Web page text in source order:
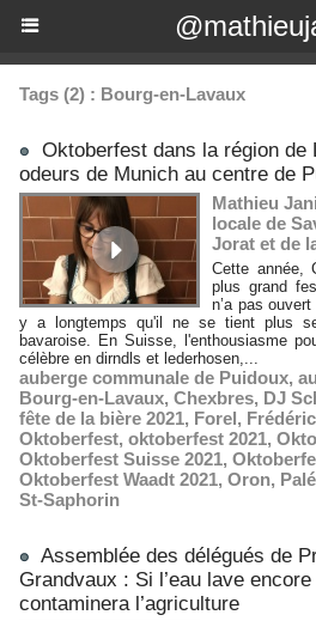
Tags (2) : Bourg-en-Lavaux
Oktoberfest dans la région de
odeurs de Munich au centre de
Mathieu
locale de
Jorat et de
Cette année,
plus grand
n’a pas
y a longtemps qu'il ne se tient plus
bavaroise. En Suisse, l'enthousiasme
célèbre en dirndls et lederhosen,...
auberge communale de Puidoux,
Bourg-en-Lavaux, Chexbres, DJ
fête de la bière 2021, Forel,
Oktoberfest, oktoberfest 2021,
Oktoberfest Suisse 2021,
Oktoberfest Waadt 2021, Oron,
St-Saphorin
Assemblée des délégués de
Grandvaux : Si l’eau lave
contaminera l’agriculture